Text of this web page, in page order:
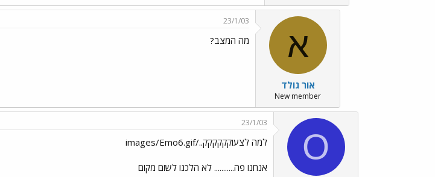
א
אור גולד
New member
23/1/03
מה המצב?
O
23/1/03
למה לצעוקקקקקק../images/Emo6.gif
אנחנו פה........... לא הלכנו לשום מקום